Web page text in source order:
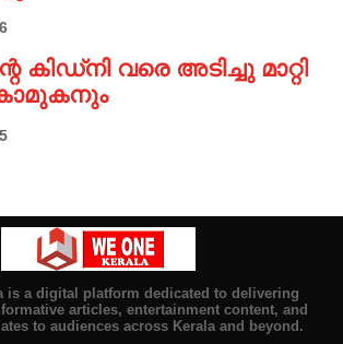
കിഡ്നി വരെ അടിച്ചു മാറ്റി
is a digital platform dedicated to delivering
articles, entertainment content, and
to audiences across Kerala and beyond.